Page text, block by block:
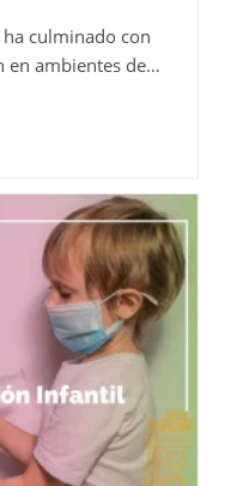
culminado con
en ambientes de…